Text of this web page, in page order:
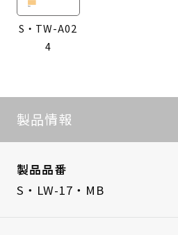
S・TW-A02
4
製品情報
製品品番
S・LW-17・MB